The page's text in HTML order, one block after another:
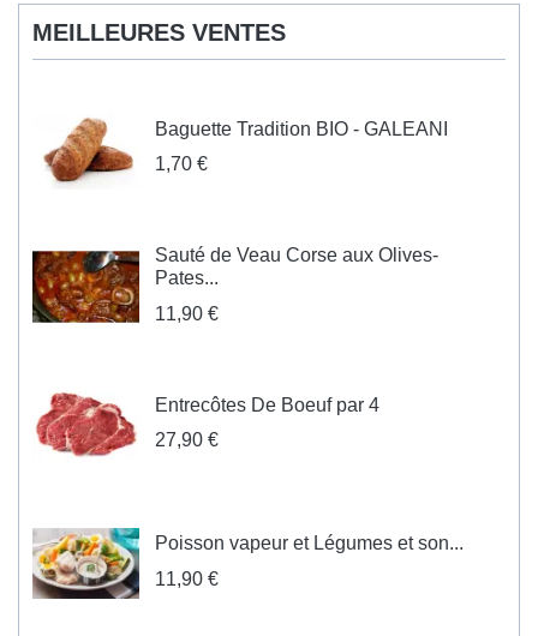
MEILLEURES VENTES
Baguette Tradition BIO - GALEANI
1,70 €
Sauté de Veau Corse aux Olives-
Pates...
11,90 €
Entrecôtes De Boeuf par 4
27,90 €
Poisson vapeur et Légumes et son...
11,90 €